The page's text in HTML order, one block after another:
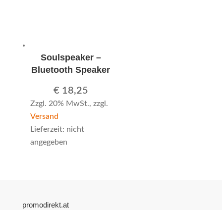
Soulspeaker –
Bluetooth Speaker
€ 18,25
Zzgl. 20% MwSt., zzgl.
Versand
Lieferzeit: nicht
angegeben
promodirekt.at